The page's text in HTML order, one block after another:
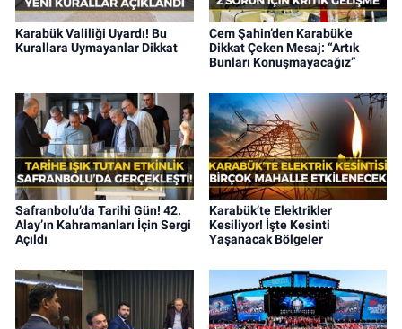
Karabük Valiliği Uyardı! Bu
Kurallara Uymayanlar Dikkat
Cem Şahin’den Karabük’e
Dikkat Çeken Mesaj: “Artık
Bunları Konuşmayacağız”
Safranbolu’da Tarihi Gün! 42.
Alay’ın Kahramanları İçin Sergi
Açıldı
Karabük’te Elektrikler
Kesiliyor! İşte Kesinti
Yaşanacak Bölgeler